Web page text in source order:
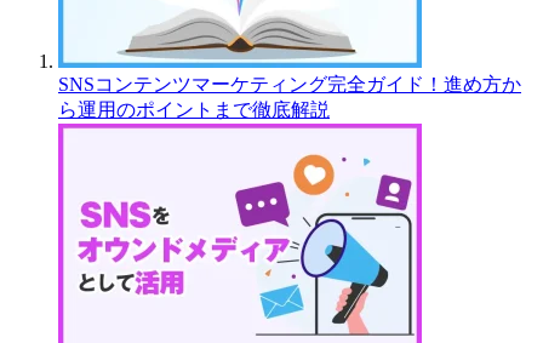
SNSコンテンツマーケティング完全ガイド！進め方か
ら運用のポイントまで徹底解説